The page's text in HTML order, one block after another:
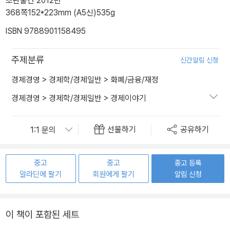
368쪽152*223mm (A5신)535g
ISBN 9788901158495
주제분류 신간알림 신청
경제경영 > 경제학/경제일반 > 화폐/금융/재정
경제경영 > 경제학/경제일반 > 경제이야기
선물하기 공유하기
중고
알라딘에 팔기
중고
회원에게 팔기
중고 등록
알림 신청
이 책이 포함된 세트